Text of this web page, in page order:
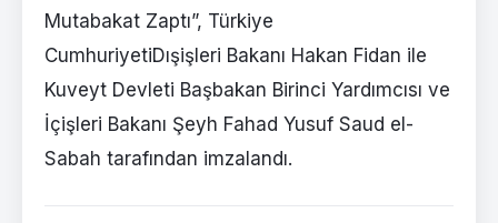
Mutabakat Zaptı”, Türkiye
CumhuriyetiDışişleri Bakanı Hakan Fidan ile
Kuveyt Devleti Başbakan Birinci Yardımcısı ve
İçişleri Bakanı Şeyh Fahad Yusuf Saud el-
Sabah tarafından imzalandı.